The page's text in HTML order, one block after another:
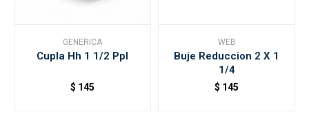
GENERICA
Cupla Hh 1 1/2 Ppl
$ 145
WEB
Buje Reduccion 2 X 1
1/4
$ 145